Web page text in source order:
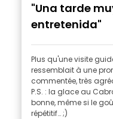
"Una tarde
entretenida"
Plus qu'une visite
ressemblait à une
commentée, très
P.S. : la glace au
bonne, même si le
répétitif… ;)